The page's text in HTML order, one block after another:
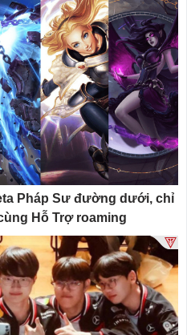
Pháp Sư đường dưới, chỉ
Hỗ Trợ roaming